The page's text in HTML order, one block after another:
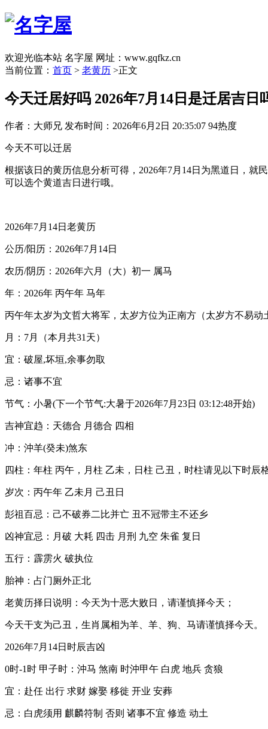
欢迎光临本站 名字屋 网址：www.gqfkz.cn
当前位置： 首页 > 老黄历 >正文
今天迁居好吗 2026年7月14日是迁居吉日
作者：大师兄 发布时间：2026年6月2日 20:35:07 94热度
今天不可以迁居
根据该日的黄历信息分析可得，2026年7月14日为黑道日，
可以选个黄道吉日进行哦。
2026年7月14日老黄历
公历/阳历：2026年7月14日
农历/阴历：2026年六月（大）初一 属马
年：2026年 丙午年 马年
丙午年太岁为文哲大将军，太岁方位为正南方（太岁方不易动
月：7月（本月共31天）
宜：破屋,坏垣,余事勿取
忌：诸事不宜
节气：小暑(下一个节气:大暑于2026年7月23日 03:12:48开始)
吉神宜趋：天德合 月德合 四相
冲：沖羊(癸未)煞东
四柱：年柱 丙午，月柱 乙未，日柱 己丑，时柱请见以下时辰格
岁次：丙午年 乙未月 己丑日
彭祖百忌：己不破券二比并亡 丑不冠带主不还乡
凶神宜忌：月破 大耗 四击 月刑 九空 朱雀 复日
五行：霹雳火 破执位
胎神：占门厕外正北
老黄历择日说明：今天为十恶大败日，请谨慎择今天；
今天干支为己丑，生肖属相为羊、羊、狗、马请谨慎择今天。
2026年7月14日时辰吉凶
0时-1时 甲子时：沖马 煞南 时沖甲午 白虎 地兵 贪狼
宜：赴任 出行 求财 嫁娶 移徙 开业 安葬
忌：白虎须用 麒麟符制 否则 诸事不宜 修造 动土